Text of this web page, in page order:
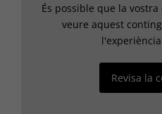
És possible que la
veure aquest
Revisa la